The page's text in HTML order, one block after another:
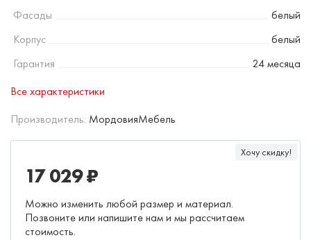
Фасады
белый
Корпус
белый
Гарантия
24 месяца
Все характеристики
Производитель: МордовияМебель
Хочу скидку!
17 029 ₽
Можно изменить любой размер и материал.
Позвоните или напишите нам и мы рассчитаем
стоимость.